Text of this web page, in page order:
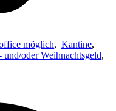
möglich, Kantine,
und/oder Weihnachtsgeld,